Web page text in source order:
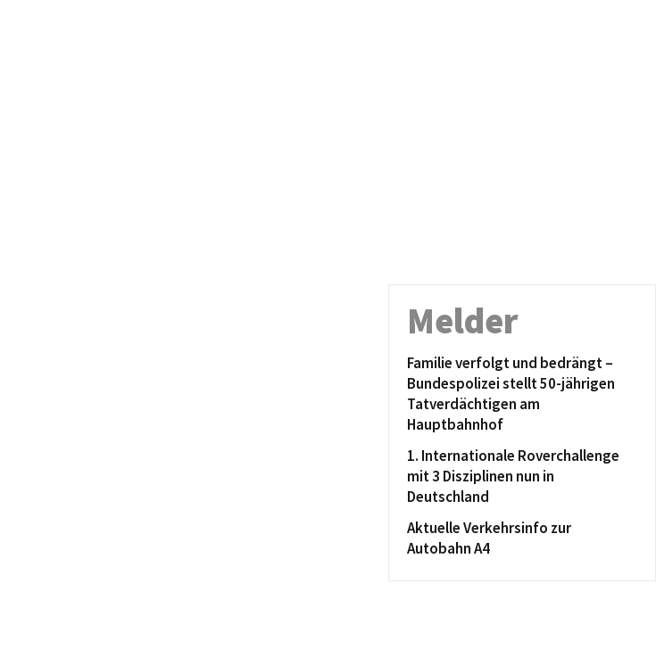
Melder
Familie verfolgt und bedrängt –
Bundespolizei stellt 50-jährigen
Tatverdächtigen am
Hauptbahnhof
1. Internationale Roverchallenge
mit 3 Disziplinen nun in
Deutschland
Aktuelle Verkehrsinfo zur
Autobahn A4